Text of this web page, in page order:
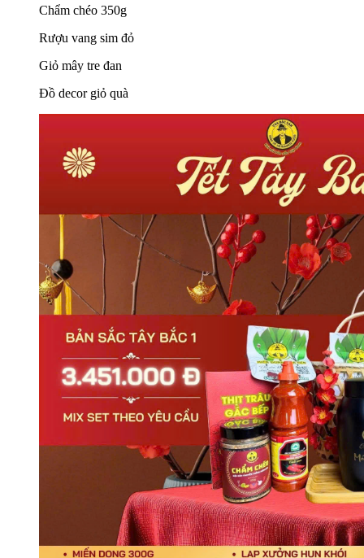
Chẩm chéo 350g
Rượu vang sim đỏ
Giỏ mây tre đan
Đồ decor giỏ quà